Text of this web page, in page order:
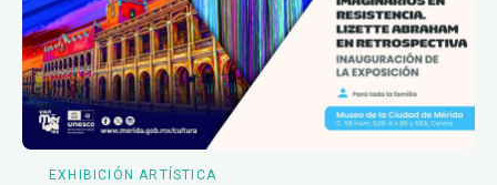
EXHIBICIÓN ARTÍSTICA